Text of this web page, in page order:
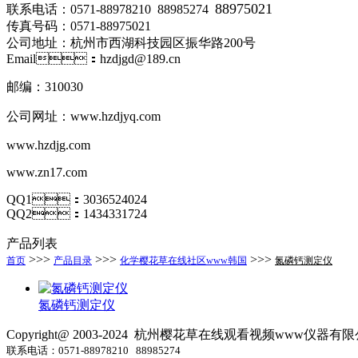
联系电话：0571-88978210 88985274 88975021
传真号码：0571-88975021
公司地址：杭州市西湖科技园区振华路200号
Email：hzdjgd@189.cn
邮编：310030
公司网址： www.hzdjyq.com
www.hzdjg.com
www.zn17.com
QQ1：3036524024
QQ2：1434331724
产品列表
首页 >>> 产品目录 >>> 化学樱花草在线社区www韩国 >>> 氮磷钙测定仪
氮磷钙测定仪
Copyright@ 2003-2024 杭州樱花草在线观看视频www仪器有限
联系电话：0571-88978210 88985274